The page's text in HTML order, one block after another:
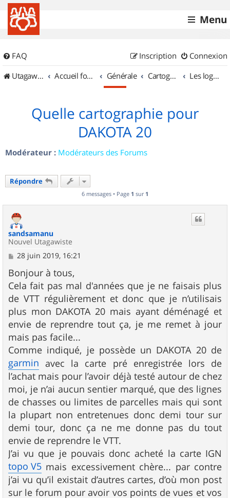
Menu
FAQ Connexion
Inscription
UtagawaVTT (Randos VTT et VTTAE avec traces GPS)
Accueil forum Générale Cartographie et GPS Les logiciels
Quelle cartographie pour
DAKOTA 20
Modérateur : Modérateurs des Forums
Répondre
6 messages • Page 1 sur 1
sandsamanu
Nouvel Utagawiste
M
s
s
a
g
e
28 juin 2019, 16:21
Bonjour à tous,
Cela fait pas mal d'années que je ne faisais plus
de VTT régulièrement et donc que je n’utilisais
plus mon DAKOTA 20 mais ayant déménagé et
envie de reprendre tout ça, je me remet à jour
mais pas facile...
Comme indiqué, je possède un DAKOTA 20 de
garmin avec la carte pré enregistrée lors de
l’achat mais pour l’avoir déjà testé autour de chez
moi, je n’ai aucun sentier marqué, que des lignes
de chasses ou limites de parcelles mais qui sont
la plupart non entretenues donc demi tour sur
demi tour, donc ça ne me donne pas du tout
envie de reprendre le VTT.
J’ai vu que je pouvais donc acheté la carte IGN
topo V5 mais excessivement chère... par contre
j’ai vu qu’il existait d’autres cartes, d’où mon post
sur le forum pour avoir vos points de vues et vos